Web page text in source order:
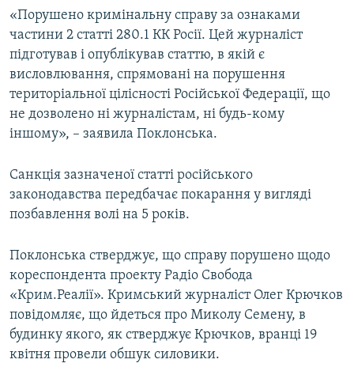
«Порушено кримінальну справу за ознаками
частини 2 статті 280.1 КК Росії. Цей журналіст
підготував і опублікував статтю, в якій є
висловлювання, спрямовані на порушення
територіальної цілісності Російської Федерації, що
не дозволено ні журналістам, ні будь-кому
іншому», – заявила Поклонська.
Санкція зазначеної статті російського
законодавства передбачає покарання у вигляді
позбавлення волі на 5 років.
Поклонська стверджує, що справу порушено щодо
кореспондента проекту Радіо Свобода
«Крим.Реалії». Кримський журналіст Олег Крючков
повідомляє, що йдеться про Миколу Семену, в
будинку якого, як стверджує Крючков, вранці 19
квітня провели обшук силовики.